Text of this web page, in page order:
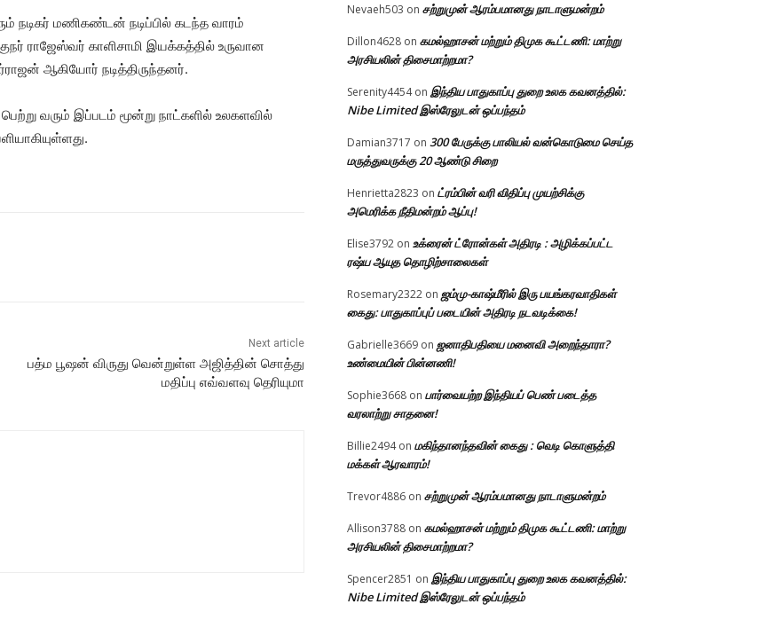
நடிகர் மணிகண்டன் நடிப்பில் கடந்த வாரம்
ராஜேஸ்வர் காளிசாமி இயக்கத்தில் உருவான
ஆகியோர் நடித்திருந்தனர்.
வரும் இப்படம் மூன்று நாட்களில் உலகளவில்
Next article
பத்ம பூஷன் விருது வென்றுள்ள அஜித்தின் சொத்து
மதிப்பு எவ்வளவு தெரியுமா
Nevaeh503 on சற்றுமுன் ஆரம்பமானது நாடாளுமன்றம்
Dillon4628 on கமல்ஹாசன் மற்றும் திமுக கூட்டணி: மாற்று
அரசியலின் திசைமாற்றமா?
Serenity4454on இந்திய பாதுகாப்பு துறை உலக கவனத்தில்:
Nibe Limited இஸ்ரேலுடன் ஒப்பந்தம்
Damian3717 on 300 பேருக்கு பாலியல் வன்கொடுமை செய்த
மருத்துவருக்கு 20 ஆண்டு சிறை
Henrietta2823 on ட்ரம்பின் வரி விதிப்பு முயற்சிக்கு
அமெரிக்க நீதிமன்றம் ஆப்பு!
Elise3792 on உக்ரைன் ட்ரோன்கள் அதிரடி : அழிக்கப்பட்ட
ரஷ்ய ஆயுத தொழிற்சாலைகள்
Rosemary2322 on ஜம்மு-காஷ்மீரில் இரு பயங்கரவாதிகள்
கைது: பாதுகாப்புப் படையின் அதிரடி நடவடிக்கை!
Gabrielle3669 on ஜனாதிபதியை மனைவி அறைந்தாரா?
உண்மையின் பின்னணி!
Sophie3668 on பார்வையற்ற இந்தியப் பெண் படைத்த
வரலாற்று சாதனை!
Billie2494on மகிந்தானந்தவின் கைது : வெடி கொளுத்தி
மக்கள் ஆரவாரம்!
Trevor4886 on சற்றுமுன் ஆரம்பமானது நாடாளுமன்றம்
Allison3788 on கமல்ஹாசன் மற்றும் திமுக கூட்டணி: மாற்று
அரசியலின் திசைமாற்றமா?
Spencer2851 on இந்திய பாதுகாப்பு துறை உலக கவனத்தில்:
Nibe Limited இஸ்ரேலுடன் ஒப்பந்தம்